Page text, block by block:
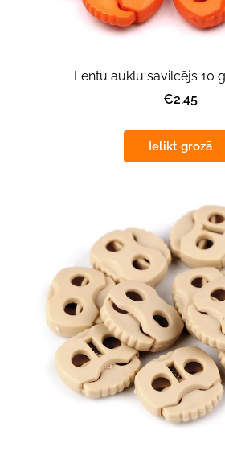
Lentu auklu savilcējs 10
€2.45
Ielikt grozā